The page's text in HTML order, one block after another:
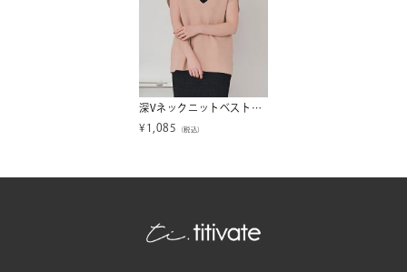
深Vネックニットベスト【メール便可／100】
¥ 1,085 （税込）